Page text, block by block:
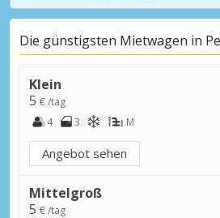
Die günstigsten Mietwagen in
Klein
5 € /tag
4
3 M
Angebot sehen
Mittelgroß
5 € /tag